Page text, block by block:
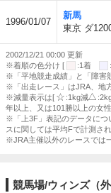
1996/01/07
新馬
東京 ダ
2002/12/21 00:00 更新
※着順の色分け [
:1着
※「平地競走成績」と「障害
※「出走レース」はJRA、地
※減量表示は[
:1kg減
年以上、又は101勝以上の女
※「上3F」表記のデータにつ
スに関しては平均Fで計測さ
※JRA主催以外のレースでは
競馬場/ウィンズ（外